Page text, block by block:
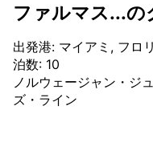
ファルマス...の
出発港: マイアミ, フロ
泊数: 10
ノルウェージャン・ジ
ズ・ライン